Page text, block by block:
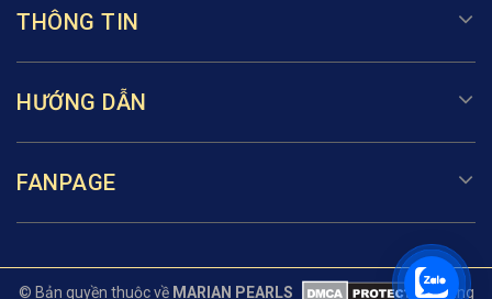
THÔNG TIN
HƯỚNG DẪN
FANPAGE
© Bản quyền thuộc về MARIAN PEARLS Cung